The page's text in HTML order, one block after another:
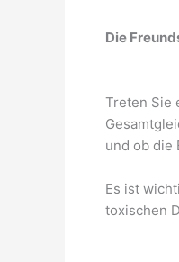
Die
Treten Sie
und ob die
Es ist
toxischen